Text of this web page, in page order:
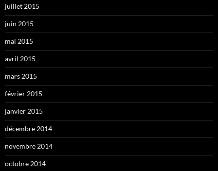
juillet 2015
juin 2015
mai 2015
avril 2015
mars 2015
février 2015
janvier 2015
décembre 2014
novembre 2014
octobre 2014